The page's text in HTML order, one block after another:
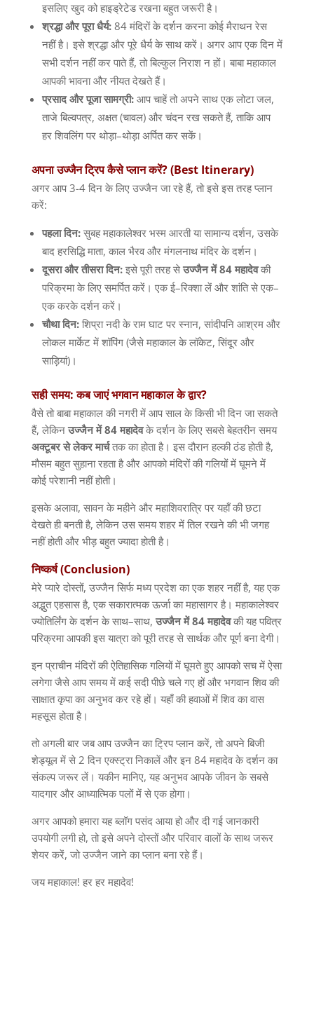
इसलिए खुद को हाइड्रेटेड रखना बहुत जरूरी है।
श्रद्धा और पूरा धैर्य:84 मंदिरों के दर्शन करना कोई मैराथन रेस
नहीं है। इसे श्रद्धा और पूरे धैर्य के साथ करें। अगर आप एक दिन में
सभी दर्शन नहीं कर पाते हैं, तो बिल्कुल निराश न हों। बाबा महाकाल
आपकी भावना और नीयत देखते हैं।
प्रसाद और पूजा सामग्री: आप चाहें तो अपने साथ एक लोटा जल,
ताजे बिल्वपत्र, अक्षत(चावल) और चंदन रख सकते हैं, ताकि आप
हर शिवलिंग पर थोड़ा–थोड़ा अर्पित कर सकें।
अपनाउज्जैनट्रिपकैसेप्लानकरें? (Best Itinerary)
अगर आप3-4 दिन के लिए उज्जैन जा रहे हैं, तो इसे इस तरह प्लान
करें:
पहला दिन: सुबह महाकालेश्वर भस्म आरती या सामान्य दर्शन, उसके
बाद हरसिद्धि माता, काल भैरव और मंगलनाथ मंदिर के दर्शन।
दूसरा और तीसरा दिन: इसे पूरी तरह से उज्जैन में84 महादेवकी
परिक्रमा के लिए समर्पित करें। एक ई–रिक्शा लें और शांति से एक–
एक करके दर्शन करें।
चौथा दिन: शिप्रा नदी के राम घाट पर स्नान, सांदीपनि आश्रम और
लोकल मार्केट में शॉपिंग(जैसे महाकाल के लॉकेट, सिंदूर और
साड़ियां)।
सहीसमय:कबजाएंभगवानमहाकालकेद्वार?
वैसे तो बाबा महाकाल की नगरी में आप साल के किसी भी दिन जा सकते
हैं, लेकिन उज्जैन में84 महादेवके दर्शन के लिए सबसे बेहतरीन समय
अक्टूबर से लेकर मार्चतक का होता है। इस दौरान हल्की ठंड होती है,
मौसम बहुत सुहाना रहता है और आपको मंदिरों की गलियों में घूमने में
कोई परेशानी नहीं होती।
इसके अलावा, सावन के महीने और महाशिवरात्रि पर यहाँ की छटा
देखते ही बनती है, लेकिन उस समय शहर में तिल रखने की भी जगह
नहीं होती और भीड़ बहुत ज्यादा होती है।
निष्कर्ष(Conclusion)
मेरे प्यारे दोस्तों, उज्जैन सिर्फ मध्य प्रदेश का एक शहर नहीं है, यह एक
अद्भुत एहसास है, एक सकारात्मक ऊर्जा का महासागर है। महाकालेश्वर
ज्योतिर्लिंग के दर्शन के साथ–साथ, उज्जैन में84 महादेवकी यह पवित्र
परिक्रमा आपकी इस यात्रा को पूरी तरह से सार्थक और पूर्ण बना देगी।
इन प्राचीन मंदिरों की ऐतिहासिक गलियों में घूमते हुए आपको सच में ऐसा
लगेगा जैसे आप समय में कई सदी पीछे चले गए हों और भगवान शिव की
साक्षात कृपा का अनुभव कर रहे हों। यहाँ की हवाओं में शिव का वास
महसूस होता है।
तो अगली बार जब आप उज्जैन का ट्रिप प्लान करें, तो अपने बिजी
शेड्यूल में से2 दिन एक्स्ट्रा निकालें और इन84 महादेव के दर्शन का
संकल्प जरूर लें। यकीन मानिए, यह अनुभव आपके जीवन के सबसे
यादगार और आध्यात्मिक पलों में से एक होगा।
अगर आपको हमारा यह ब्लॉग पसंद आया हो और दी गई जानकारी
उपयोगी लगी हो, तो इसे अपने दोस्तों और परिवार वालों के साथ जरूर
शेयर करें, जो उज्जैन जाने का प्लान बना रहे हैं।
जय महाकाल! हर हर महादेव!